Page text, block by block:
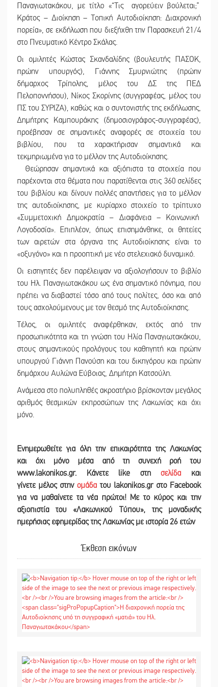
Παναγιωτακάκου, με τίτλο «“Τις αγορεύειν βούλεται;”
Κράτος – Διοίκηση – Τοπική Αυτοδιοίκηση: Διαχρονική
πορεία», σε εκδήλωση που διεξήχθη την Παρασκευή 21/4
στο Πνευματικό Κέντρο Σκάλας.
Οι ομιλητές Κώστας Σκανδαλίδης (βουλευτής ΠΑΣΟΚ,
πρώην υπουργός), Γιάννης Σμυρνιώτης (πρώην
δήμαρχος Τρίπολης, μέλος του ΔΣ της ΠΕΔ
Πελοποννήσου), Νίκος Σκορίνης (συγγραφέας, μέλος του
ΠΣ του ΣΥΡΙΖΑ), καθώς και ο συντονιστής της εκδήλωσης,
Δημήτρης Καμπουράκης (δημοσιογράφος-συγγραφέας),
προέβησαν σε σημαντικές αναφορές σε στοιχεία του
βιβλίου, που τα χαρακτήρισαν σημαντικά και
τεκμηριωμένα για το μέλλον της Αυτοδιοίκησης.
Θεώρησαν σημαντικά και αξιόπιστα τα στοιχεία που
παρέχονται στα θέματα που παρατίθενται στις 360 σελίδες
του βιβλίου και δίνουν πολλές απαντήσεις για το μέλλον
της αυτοδιοίκησης, με κυρίαρχο στοιχείο το τρίπτυχο
«Συμμετοχική Δημοκρατία – Διαφάνεια – Κοινωνική
Λογοδοσία». Επιπλέον, όπως επισημάνθηκε, οι θητείες
των αιρετών στα όργανα της Αυτοδιοίκησης είναι το
«οξυγόνο» και η προοπτική με νέο στελεχιακό δυναμικό.
Οι εισηγητές δεν παρέλειψαν να αξιολογήσουν το βιβλίο
του Ηλ. Παναγιωτακάκου ως ένα σημαντικό πόνημα, που
πρέπει να διαβαστεί τόσο από τους πολίτες, όσο και από
τους ασχολούμενους με τον θεσμό της Αυτοδιοίκησης.
Τέλος, οι ομιλητές αναφέρθηκαν, εκτός από την
προσωπικότητα και τη γνώση του Ηλία Παναγιωτακάκου,
στους σημαντικούς προλόγους του καθηγητή και πρώην
υπουργού Γιάννη Πανούση και του δικηγόρου και πρώην
δημάρχου Αυλώνα Εύβοιας, Δημήτρη Κατσούλη.
Ανάμεσα στο πολυπληθές ακροατήριο βρίσκονταν μεγάλος
αριθμός θεσμικών εκπροσώπων της Λακωνίας και όχι
μόνο.
Ενημερωθείτε για όλη την επικαιρότητα της Λακωνίας
και όχι μόνο μέσα από τη συνεχή ροή του
www.lakonikos.gr. Κάνετε like στησελίδα και
γίνετε μέλος στην ομάδα του lakonikos.gr στο Facebook
για να μαθαίνετε τα νέα πρώτοι! Με το κύρος και την
αξιοπιστία του «Λακωνικού Τύπου», της μοναδικής
ημερήσιας εφημερίδας της Λακωνίας με ιστορία 26 ετών
Έκθεση εικόνων